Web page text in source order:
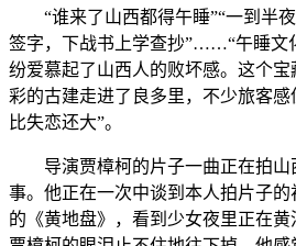
“谁来了山西都得午睡”“一到半夜
签字，下战书上学查抄”……“午睡文
纷爱慕起了山西人的败坏感。这个
彩的古建走进了良多里，不少旅客
比失恋还大”。
导演贾樟柯的片子一曲正在拍山
事。他正在一次中谈到本人拍片子
的《黄地盘》，看到少女夜里正在